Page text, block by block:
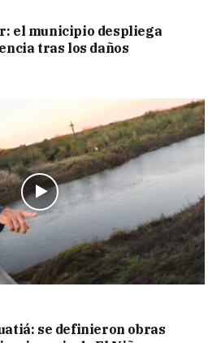
el municipio despliega
tras los daños
se definieron obras